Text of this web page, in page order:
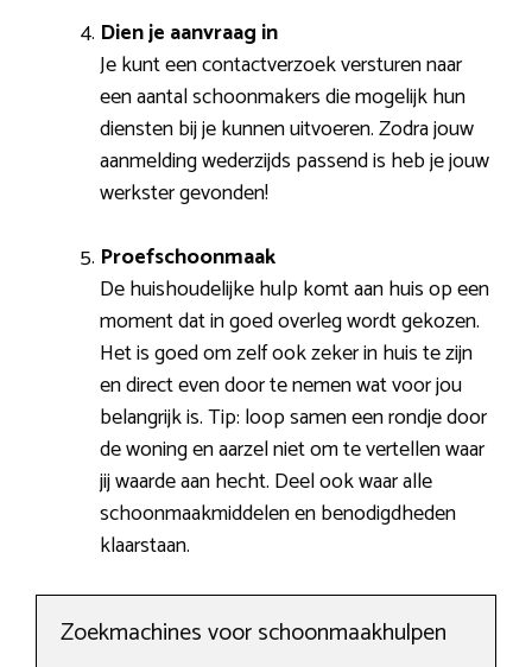
Dien je aanvraag in
Je kunt een contactverzoek versturen naar
een aantal schoonmakers die mogelijk hun
diensten bij je kunnen uitvoeren. Zodra jouw
aanmelding wederzijds passend is heb je jouw
werkster gevonden!
Proefschoonmaak
De huishoudelijke hulp komt aan huis op een
moment dat in goed overleg wordt gekozen.
Het is goed om zelf ook zeker in huis te zijn
en direct even door te nemen wat voor jou
belangrijk is. Tip: loop samen een rondje door
de woning en aarzel niet om te vertellen waar
jij waarde aan hecht. Deel ook waar alle
schoonmaakmiddelen en benodigdheden
klaarstaan.
Zoekmachines voor schoonmaakhulpen